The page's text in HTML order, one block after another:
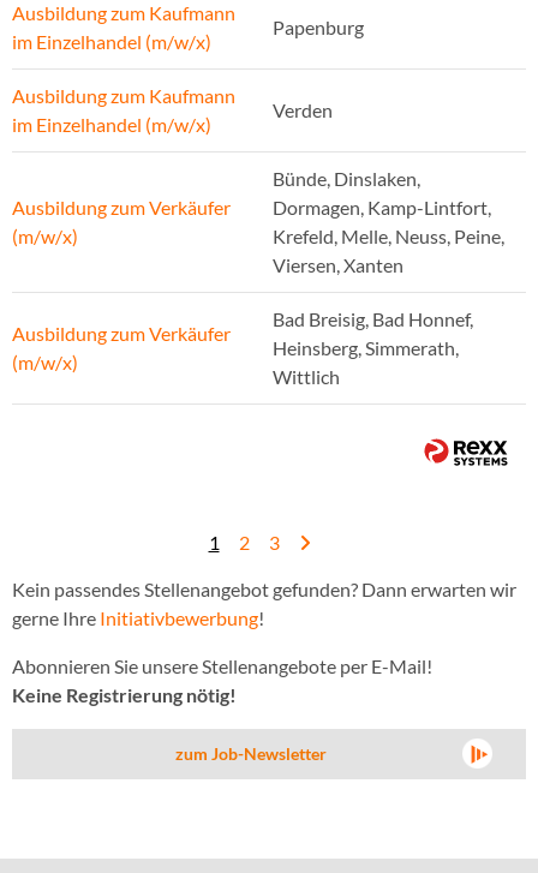
Ausbildung zum Kaufmann
im Einzelhandel (m/w/x)
Papenburg
Ausbildung zum Kaufmann
im Einzelhandel (m/w/x)
Verden
Ausbildung zum Verkäufer
(m/w/x)
Bünde, Dinslaken,
Dormagen, Kamp-Lintfort,
Krefeld, Melle, Neuss, Peine,
Viersen, Xanten
Ausbildung zum Verkäufer
(m/w/x)
Bad Breisig, Bad Honnef,
Heinsberg, Simmerath,
Wittlich
1 2 3
Kein passendes Stellenangebot gefunden? Dann erwarten wir
gerne Ihre Initiativbewerbung!
Abonnieren Sie unsere Stellenangebote per E-Mail!
Keine Registrierung nötig!
zum Job-Newsletter